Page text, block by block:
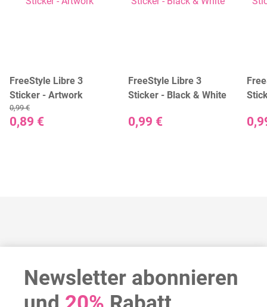
FreeStyle Libre 3
Sticker - Artwork
0,89 €
0,99 €
FreeStyle Libre 3
Sticker - Black & White
0,99 €
Newsletter abonnieren